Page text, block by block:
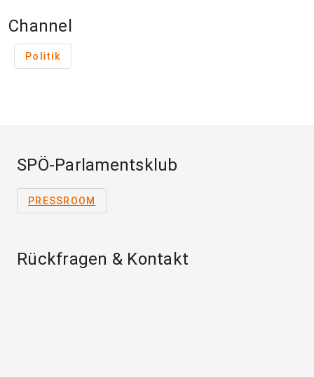
Channel
Politik
SPÖ-Parlamentsklub
PRESSROOM
Rückfragen & Kontakt